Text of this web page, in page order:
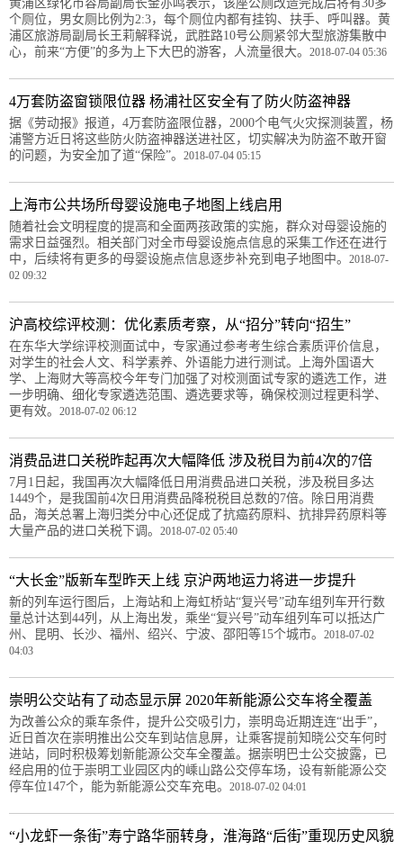
黄浦区绿化市容局副局长金亦鸣表示，该座公厕改造完成后将有30多
个厕位，男女厕比例为2:3，每个厕位内都有挂钩、扶手、呼叫器。黄
浦区旅游局副局长王莉解释说，武胜路10号公厕紧邻大型旅游集散中
心，前来“方便”的多为上下大巴的游客，人流量很大。 2018-07-04 05:36
4万套防盗窗锁限位器 杨浦社区安全有了防火防盗神器
据《劳动报》报道，4万套防盗限位器，2000个电气火灾探测装置，杨
浦警方近日将这些防火防盗神器送进社区，切实解决为防盗不敢开窗
的问题，为安全加了道“保险”。 2018-07-04 05:15
上海市公共场所母婴设施电子地图上线启用
随着社会文明程度的提高和全面两孩政策的实施，群众对母婴设施的
需求日益强烈。相关部门对全市母婴设施点信息的采集工作还在进行
中，后续将有更多的母婴设施点信息逐步补充到电子地图中。 2018-07-
02 09:32
沪高校综评校测：优化素质考察，从“招分”转向“招生”
在东华大学综评校测面试中，专家通过参考考生综合素质评价信息，
对学生的社会人文、科学素养、外语能力进行测试。上海外国语大
学、上海财大等高校今年专门加强了对校测面试专家的遴选工作，进
一步明确、细化专家遴选范围、遴选要求等，确保校测过程更科学、
更有效。 2018-07-02 06:12
消费品进口关税昨起再次大幅降低 涉及税目为前4次的7倍
7月1日起，我国再次大幅降低日用消费品进口关税，涉及税目多达
1449个，是我国前4次日用消费品降税税目总数的7倍。除日用消费
品，海关总署上海归类分中心还促成了抗癌药原料、抗排异药原料等
大量产品的进口关税下调。 2018-07-02 05:40
“大长金”版新车型昨天上线 京沪两地运力将进一步提升
新的列车运行图后，上海站和上海虹桥站“复兴号”动车组列车开行数
量总计达到44列，从上海出发，乘坐“复兴号”动车组列车可以抵达广
州、昆明、长沙、福州、绍兴、宁波、邵阳等15个城市。 2018-07-02
04:03
崇明公交站有了动态显示屏 2020年新能源公交车将全覆盖
为改善公众的乘车条件，提升公交吸引力，崇明岛近期连连“出手”，
近日首次在崇明推出公交车到站信息屏，让乘客提前知晓公交车何时
进站，同时积极筹划新能源公交车全覆盖。据崇明巴士公交披露，已
经启用的位于崇明工业园区内的嵊山路公交停车场，设有新能源公交
停车位147个，能为新能源公交车充电。 2018-07-02 04:01
“小龙虾一条街”寿宁路华丽转身，淮海路“后街”重现历史风貌